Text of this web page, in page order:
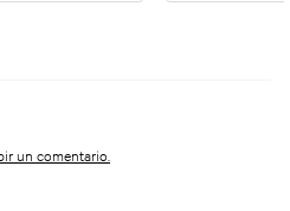
un comentario.